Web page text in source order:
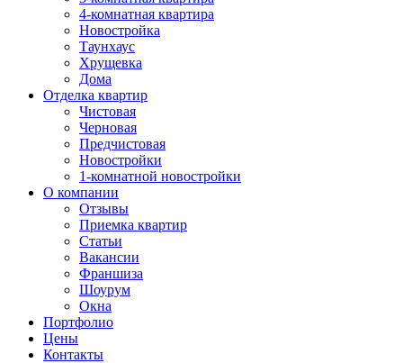
4-комнатная квартира
Новостройка
Таунхаус
Хрущевка
Дома
Отделка квартир
Чистовая
Черновая
Предчистовая
Новостройки
1-комнатной новостройки
О компании
Отзывы
Приемка квартир
Статьи
Вакансии
Франшиза
Шоурум
Окна
Портфолио
Цены
Контакты